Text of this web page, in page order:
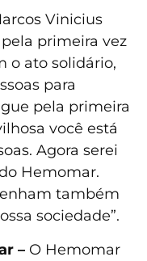
Vinicius
primeira vez
o ato solidário,
para
pela primeira
você está
Agora serei
Hemomar.
também
sociedade”.
– O Hemomar